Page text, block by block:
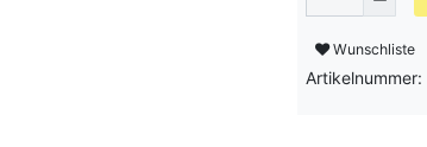
Wunschliste
Artikelnummer: